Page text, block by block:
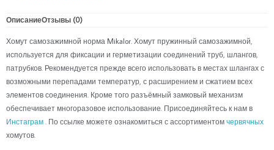
ОписаниеОтзывы (0)
Хомут самозажимной норма Mikalor. Хомут пружинный самозажимной,
используется для фиксации и герметизации соединений труб, шлангов,
патрубков. Рекомендуется прежде всего использовать в местах шлангах с
возможными перепадами температур, с расширением и сжатием всех
элементов соединения. Кроме того разъёмный замковый механизм
обеспечивает многоразовое использование. Присоединяйтесь к нам в
Инстаграм . По ссылке можете ознакомиться с ассортиментом червячных
хомутов.